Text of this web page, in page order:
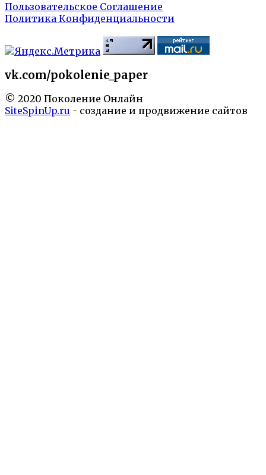
Пользовательское Соглашение
Политика Конфиденциальности
vk.com/pokolenie_paper
© 2020 Поколение Онлайн
SiteSpinUp.ru - создание и продвижение сайтов